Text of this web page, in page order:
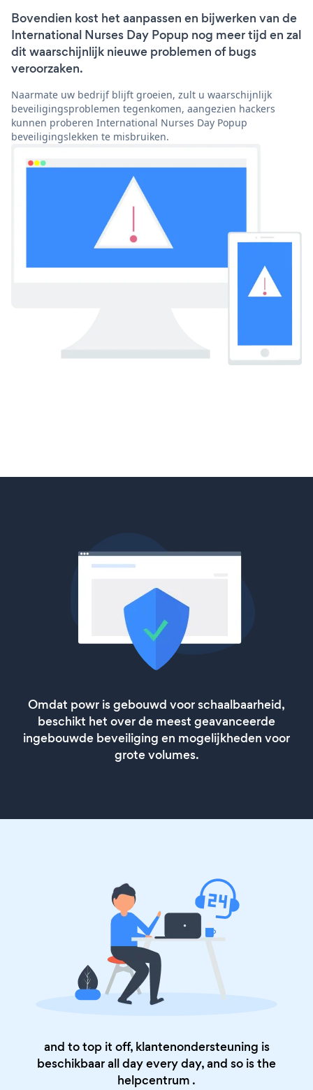
Bovendien kost het aanpassen en bijwerken van de
International Nurses Day Popup nog meer tijd en zal
dit waarschijnlijk nieuwe problemen of bugs
veroorzaken.
Naarmate uw bedrijf blijft groeien, zult u waarschijnlijk
beveiligingsproblemen tegenkomen, aangezien hackers
kunnen proberen International Nurses Day Popup
beveiligingslekken te misbruiken.
Omdat powr is gebouwd voor schaalbaarheid,
beschikt het over de meest geavanceerde
ingebouwde beveiliging en mogelijkheden voor
grote volumes.
and to top it off, klantenondersteuning is
beschikbaar all day every day, and so is the
helpcentrum .